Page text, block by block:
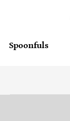
Spoonfuls